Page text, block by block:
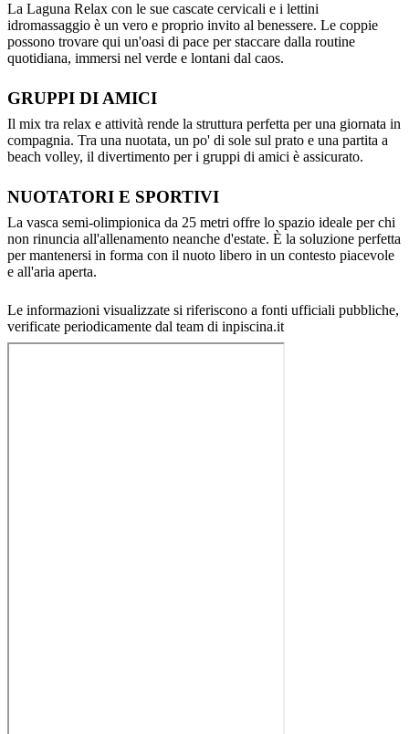
La Laguna Relax con le sue cascate cervicali e i lettini
idromassaggio è un vero e proprio invito al benessere. Le coppie
possono trovare qui un'oasi di pace per staccare dalla routine
quotidiana, immersi nel verde e lontani dal caos.
GRUPPI DI AMICI
Il mix tra relax e attività rende la struttura perfetta per una giornata in
compagnia. Tra una nuotata, un po' di sole sul prato e una partita a
beach volley, il divertimento per i gruppi di amici è assicurato.
NUOTATORI E SPORTIVI
La vasca semi-olimpionica da 25 metri offre lo spazio ideale per chi
non rinuncia all'allenamento neanche d'estate. È la soluzione perfetta
per mantenersi in forma con il nuoto libero in un contesto piacevole
e all'aria aperta.
Le informazioni visualizzate si riferiscono a fonti ufficiali pubbliche,
verificate periodicamente dal team di inpiscina.it